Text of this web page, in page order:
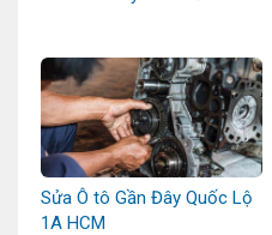
Sửa Ô tô Gần Đây Quốc Lộ
1A HCM